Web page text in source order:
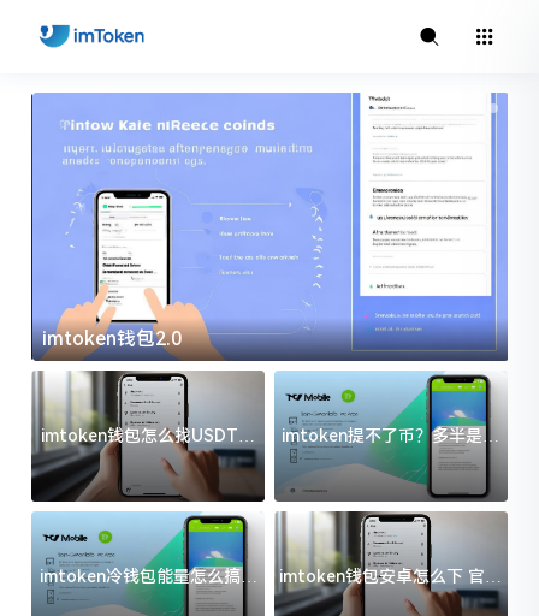
imtoken钱包2.0
imtoken钱包怎么找USDT地
址？三步搞定不踩坑
imtoken提不了币？多半是这
几件事没处理好
imtoken冷钱包能量怎么搞？
过来人告诉你门道
imtoken钱包安卓怎么下 官方
渠道避坑指南